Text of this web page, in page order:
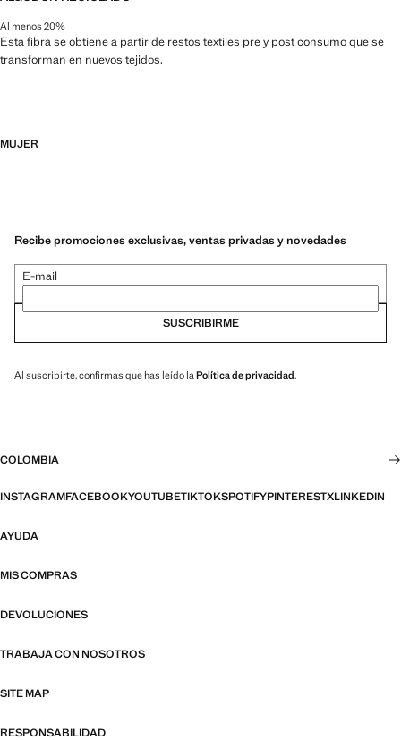
Al menos 20%
Esta fibra se obtiene a partir de restos textiles pre y post consumo que se
transforman en nuevos tejidos.
MUJER
Recibe promociones exclusivas, ventas privadas y novedades
E-mail
SUSCRIBIRME
Al suscribirte, confirmas que has leído laPolítica de privacidad.
COLOMBIA
INSTAGRAMFACEBOOKYOUTUBETIKTOKSPOTIFYPINTERESTXLINKEDIN
AYUDA
MIS COMPRAS
DEVOLUCIONES
TRABAJA CON NOSOTROS
SITE MAP
RESPONSABILIDAD